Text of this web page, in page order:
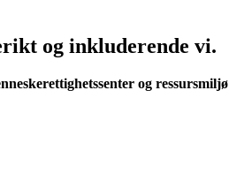
og inkluderende vi.
og ressursmiljø